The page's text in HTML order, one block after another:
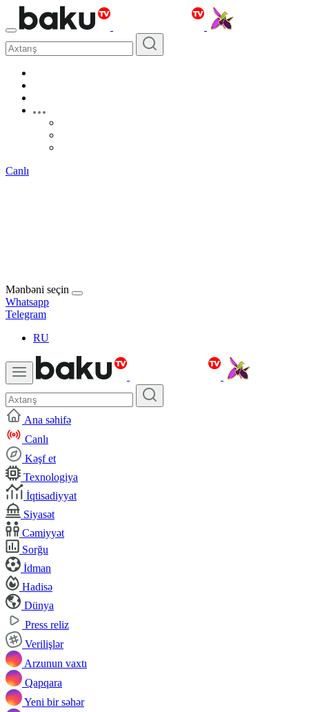
Canlı
Mənbəni seçin
Whatsapp
Telegram
RU
Ana səhifə
Canlı
Kəşf et
Texnologiya
İqtisadiyyat
Siyasət
Cəmiyyət
Sorğu
İdman
Hadisə
Dünya
Press reliz
Verilişlər
Arzunun vaxtı
Qapqara
Yeni bir səhər